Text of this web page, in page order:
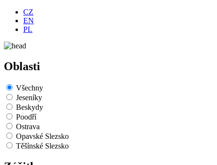
CZ
EN
PL
Oblasti
Všechny
Jeseníky
Beskydy
Poodří
Ostrava
Opavské Slezsko
Těšínské Slezsko